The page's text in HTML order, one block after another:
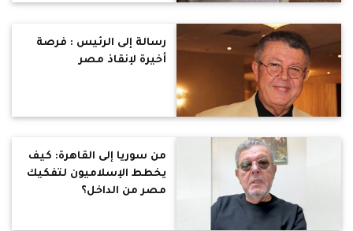
رسالة إلى الرئيس : فرصة
أخيرة لإنقاذ مصر
من سوريا إلى القاهرة: كيف
يخطط الإسلاميون لتفكيك
مصر من الداخل؟